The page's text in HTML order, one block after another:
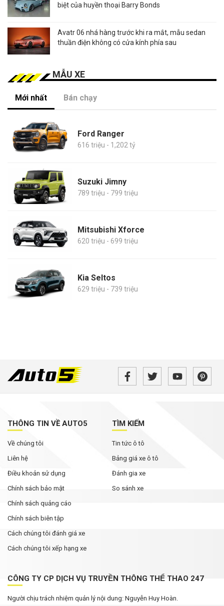
biệt của huyền thoại Barry Bonds
Avatr 06 nhá hàng trước khi ra mắt, mẫu sedan
thuần điện không có cửa kính phía sau
MẪU XE
Mới nhất Bán chạy
Ford Ranger
616 triệu - 1,202 tỷ
Suzuki Jimny
789 triệu - 799 triệu
Mitsubishi Xforce
620 triệu - 699 triệu
Kia Seltos
629 triệu - 739 triệu
THÔNG TIN VỀ AUTO5
Về chúng tôi
Liên hệ
Điều khoản sử dụng
Chính sách bảo mật
Chính sách quảng cáo
Chính sách biên tập
Cách chúng tôi đánh giá xe
Cách chúng tôi xếp hạng xe
TÌM KIẾM
Tin tức ô tô
Bảng giá xe ô tô
Đánh gia xe
So sánh xe
CÔNG TY CP DỊCH VỤ TRUYỀN THÔNG THỂ THAO 247
Người chịu trách nhiệm quản lý nội dung: Nguyễn Huy Hoàn.